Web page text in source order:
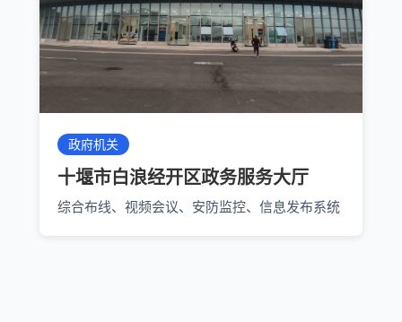
政府机关
十堰市白浪经开区政务服务大厅
综合布线、视频会议、安防监控、信息发布系统